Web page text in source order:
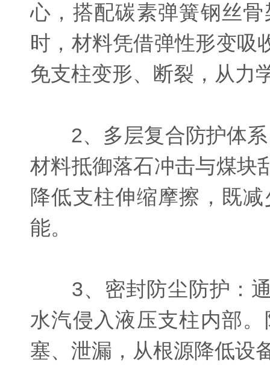
心，搭配碳素弹簧钢丝
时，材料凭借弹性形变吸
免支柱变形、断裂，从力
2、多层复合防护体系
材料抵御落石冲击与煤块
降低支柱伸缩摩擦，既
能。
3、密封防尘防护：通
水汽侵入液压支柱内部
塞、泄漏，从根源降低设